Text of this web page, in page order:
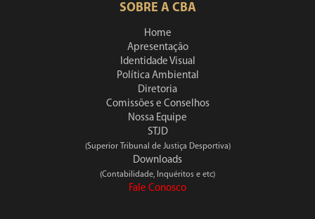
SOBRE A CBA
Home
Apresentação
Identidade Visual
Política Ambiental
Diretoria
Comissões e Conselhos
Nossa Equipe
STJD
(Superior Tribunal de Justiça Desportiva)
Downloads
(Contabilidade, Inquéritos e etc)
Fale Conosco